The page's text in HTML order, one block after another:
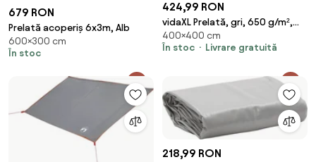
679 RON
Prelată acoperiș 6x3m, Alb
600×300 cm
În stoc
424,99 RON
vidaXL Prelată, gri, 650 g/m²,
4x4 m
400×400 cm
În stoc
Livrare gratuită
218,99 RON